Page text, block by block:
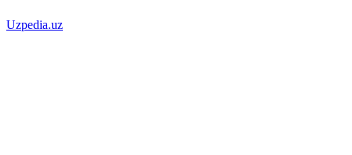
Uzpedia.uz